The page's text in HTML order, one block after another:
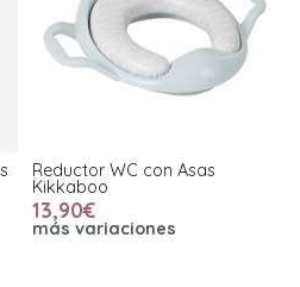
Reductor WC con Asas
Kikkaboo
13,90€
más variaciones